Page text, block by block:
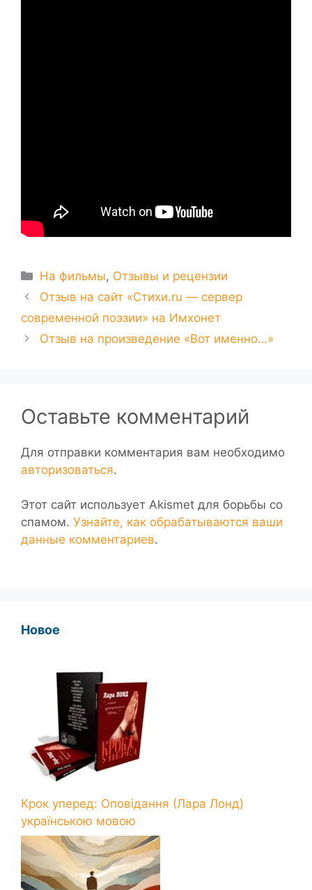
Рубрики
На фильмы, Отзывы и рецензии
Отзыв на сайт «Стихи.ru — сервер
современной поэзии» на Имхонет
Отзыв на произведение «Вот именно…»
Оставьте комментарий
Для отправки комментария вам необходимо
авторизоваться.
Этот сайт использует Akismet для борьбы со
спамом. Узнайте, как обрабатываются ваши
данные комментариев.
Новое
Крок уперед: Оповідання (Лара Лонд)
українською мовою